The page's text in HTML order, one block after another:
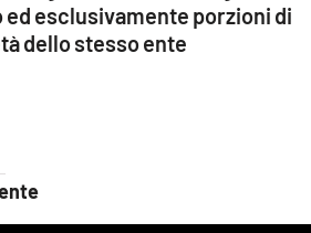
ed esclusivamente porzioni di
dello stesso ente